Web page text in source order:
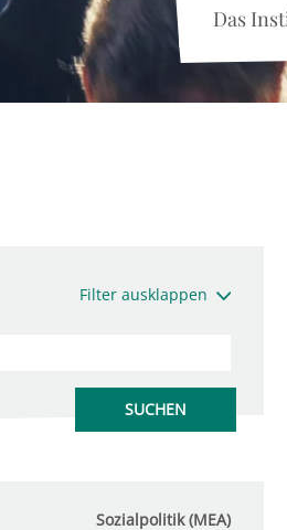
Das
Filter ausklappen
Sozialpolitik (MEA)